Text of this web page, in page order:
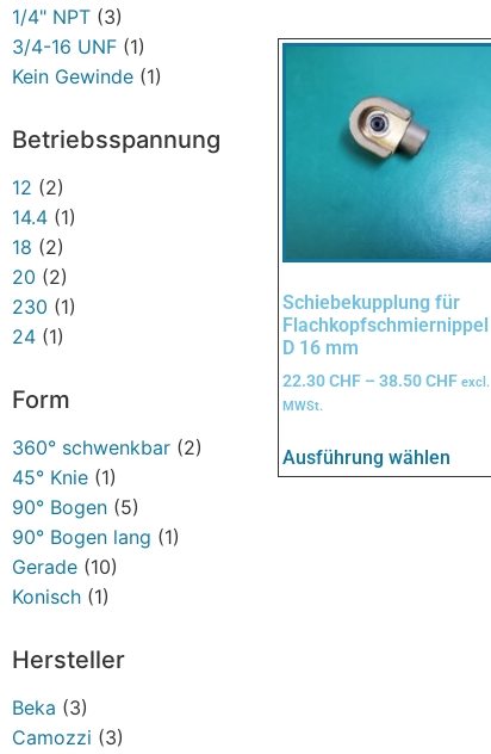
1/4" NPT (3)
3/4-16 UNF (1)
Kein Gewinde (1)
Betriebsspannung
12 (2)
14.4 (1)
18 (2)
20 (2)
230 (1)
24 (1)
Form
360° schwenkbar (2)
45° Knie (1)
90° Bogen (5)
90° Bogen lang (1)
Gerade (10)
Konisch (1)
Hersteller
Beka (3)
Camozzi (3)
Schiebekupplung für
Flachkopfschmiernippel
D 16 mm
22.30CHF – 38.50CHF excl.
MWSt.
Ausführung wählen